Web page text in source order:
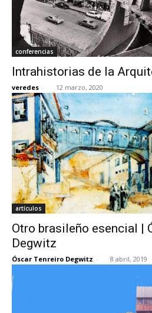
conferencias
Intrahistorias de la
veredes - 12 marzo, 2020
artículos
Otro brasileño esencial |
Degwitz
Óscar Tenreiro Degwitz - 8 abril, 2019